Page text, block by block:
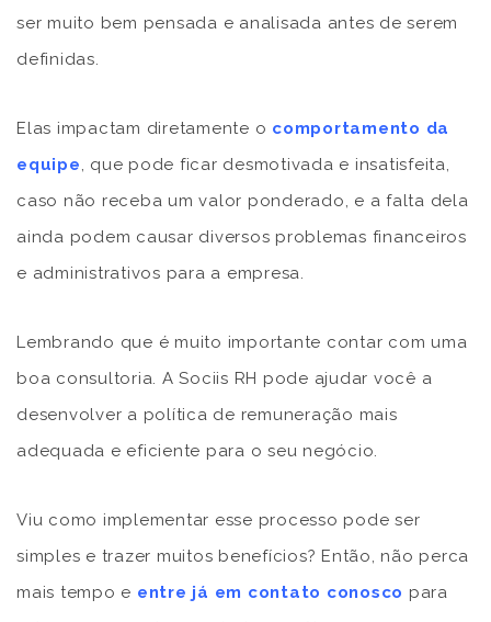
ser muito bem pensada e analisada antes de serem
definidas.
Elas impactam diretamente o comportamento da
equipe, que pode ficar desmotivada e insatisfeita,
caso não receba um valor ponderado, e a falta dela
ainda podem causar diversos problemas financeiros
e administrativos para a empresa.
Lembrando que é muito importante contar com uma
boa consultoria. A Sociis RH pode ajudar você a
desenvolver a política de remuneração mais
adequada e eficiente para o seu negócio.
Viu como implementar esse processo pode ser
simples e trazer muitos benefícios? Então, não perca
mais tempo e entre já em contato conosco para